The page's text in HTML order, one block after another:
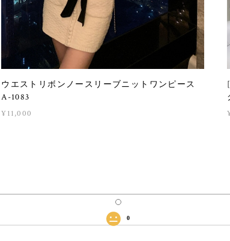
ウエストリボンノースリーブニットワンピース
A-1083
¥11,000
0